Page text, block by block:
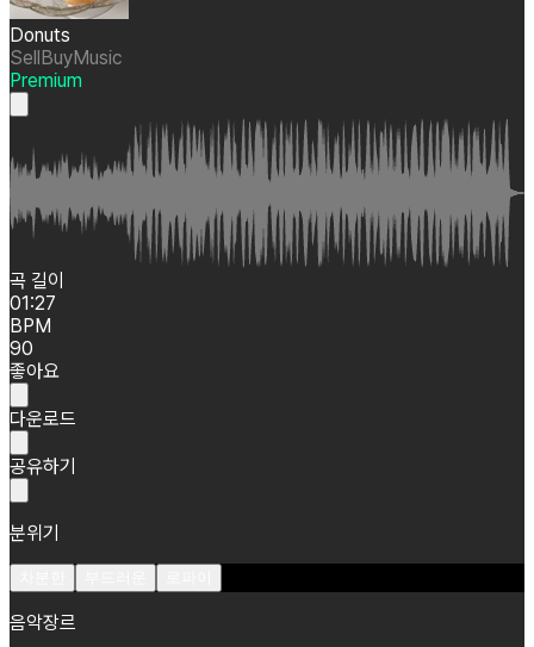
Donuts
SellBuyMusic
Premium
곡 길이
01:27
BPM
90
좋아요
다운로드
공유하기
분위기
음악장르